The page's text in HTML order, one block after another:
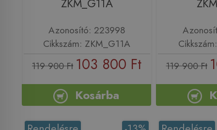
ZKM_G11A
Azonosító: 223998
Cikkszám: ZKM_G11A
119 900 Ft 103 800 Ft
Kosárba
119 900 Ft